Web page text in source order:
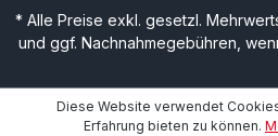
* Alle Preise exkl. gesetzl.
und ggf. Nachnahmegebühren,
Diese Website verwendet
Erfahrung bieten zu können.